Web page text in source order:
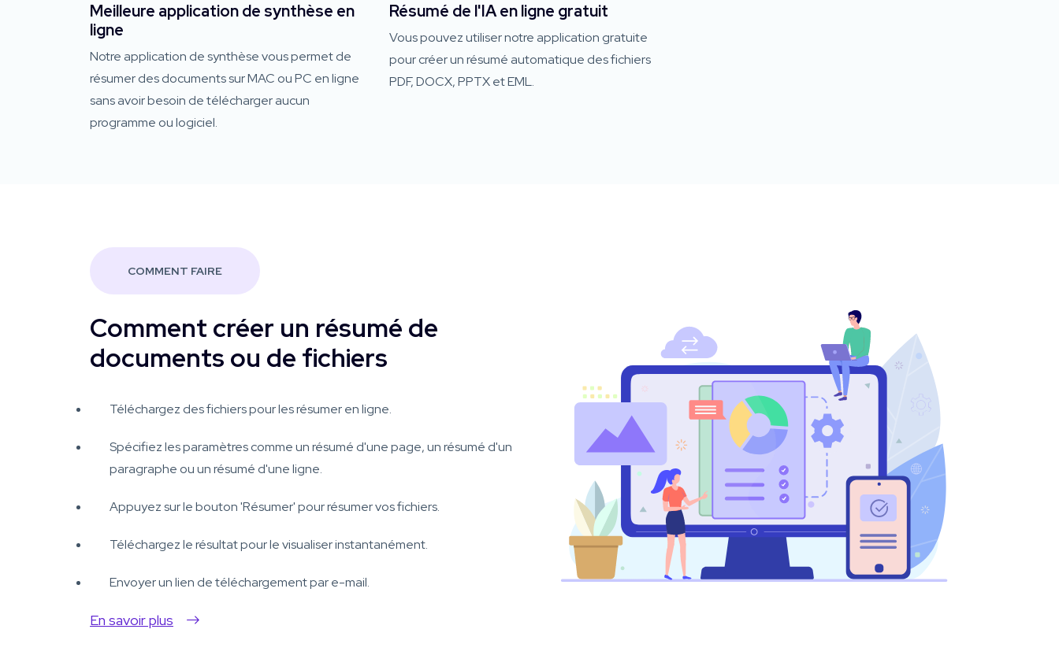
Meilleure application de synthèse en
ligne
Notre application de synthèse vous permet de
résumer des documents sur MAC ou PC en ligne
sans avoir besoin de télécharger aucun
programme ou logiciel.
Résumé de l'IA en ligne gratuit
Vous pouvez utiliser notre application gratuite
pour créer un résumé automatique des fichiers
PDF, DOCX, PPTX et EML.
COMMENT FAIRE
Comment créer un résumé de
documents ou de fichiers
Téléchargez des fichiers pour les résumer en ligne.
Spécifiez les paramètres comme un résumé d'une page, un résumé d'un
paragraphe ou un résumé d'une ligne.
Appuyez sur le bouton 'Résumer' pour résumer vos fichiers.
Téléchargez le résultat pour le visualiser instantanément.
Envoyer un lien de téléchargement par e-mail.
En savoir plus